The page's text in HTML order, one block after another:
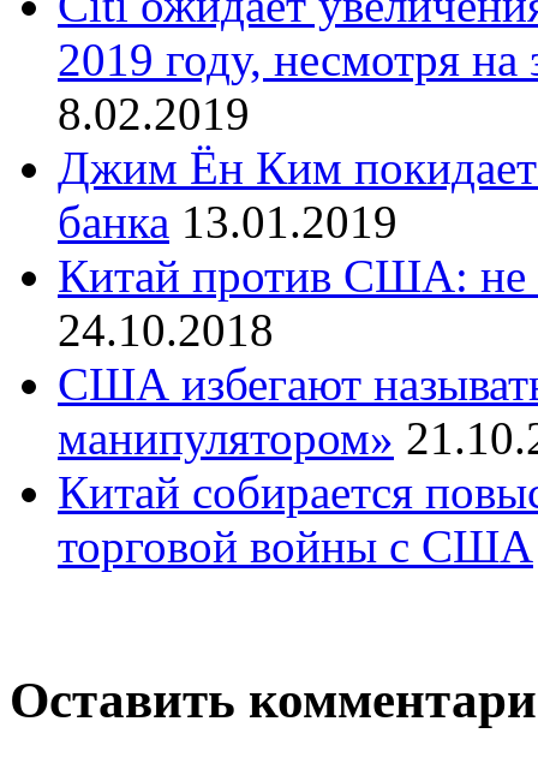
2019 году, несмотря
8.02.2019
Джим Ён Ким покидает
банка 13.01.2019
Китай против США: не
24.10.2018
США избегают
манипулятором»
Китай собирается
торговой войны с США
Оставить